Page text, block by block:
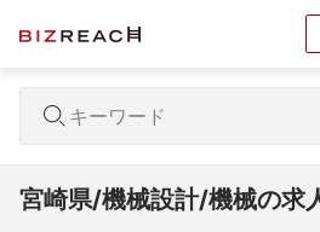
宮崎県/機械設計/機械の求